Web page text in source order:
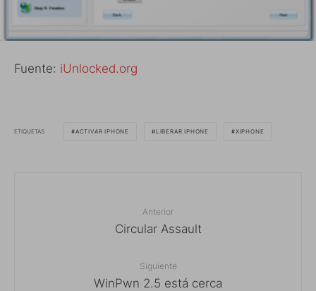
Fuente: iUnlocked.org
ETIQUETAS ACTIVAR IPHONE LIBERAR IPHONE XIPHONE
Anterior
Circular Assault
Siguiente
WinPwn 2.5 está cerca